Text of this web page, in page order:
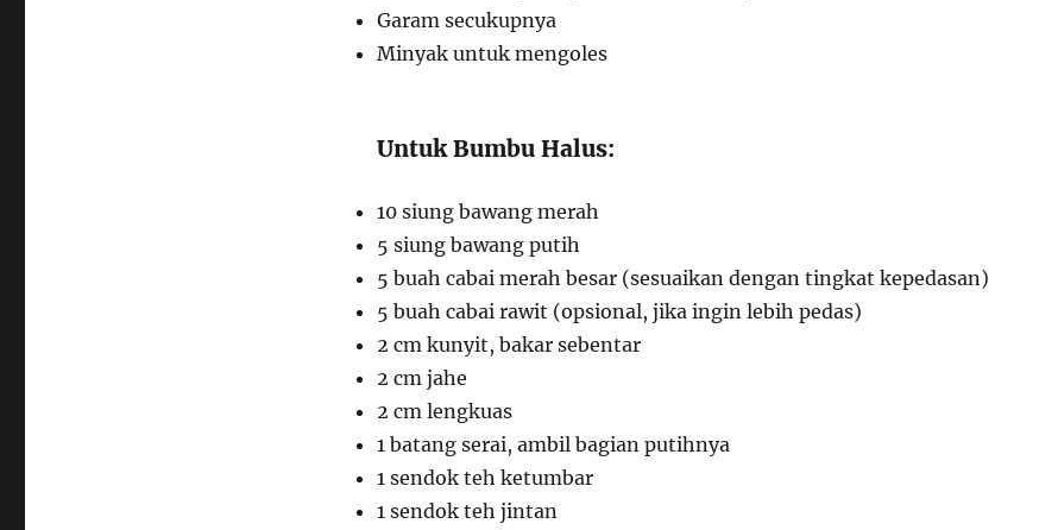
Garam secukupnya
Minyak untuk mengoles
Untuk Bumbu Halus:
10 siung bawang merah
5 siung bawang putih
5 buah cabai merah besar (sesuaikan dengan tingkat kepedasan)
5 buah cabai rawit (opsional, jika ingin lebih pedas)
2 cm kunyit, bakar sebentar
2 cm jahe
2 cm lengkuas
1 batang serai, ambil bagian putihnya
1 sendok teh ketumbar
1 sendok teh jintan